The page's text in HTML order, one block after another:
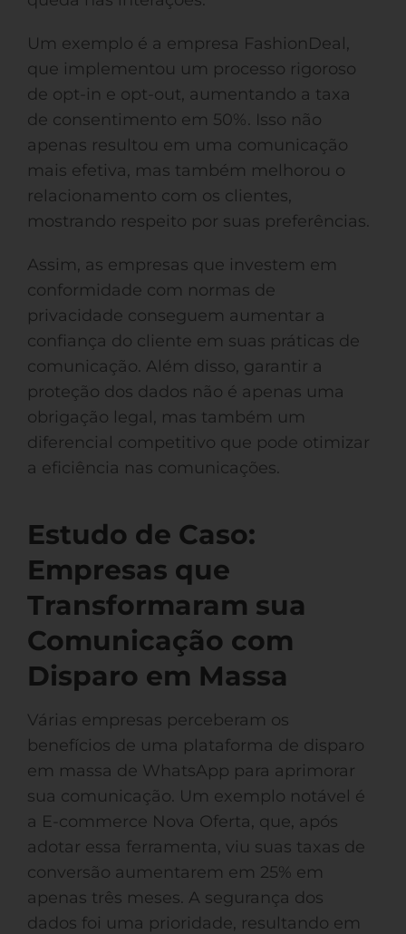
Um exemplo é a empresa FashionDeal,
que implementou um processo rigoroso
de opt-in e opt-out, aumentando a taxa
de consentimento em 50%. Isso não
apenas resultou em uma comunicação
mais efetiva, mas também melhorou o
relacionamento com os clientes,
mostrando respeito por suas preferências.
Assim, as empresas que investem em
conformidade com normas de
privacidade conseguem aumentar a
confiança do cliente em suas práticas de
comunicação. Além disso, garantir a
proteção dos dados não é apenas uma
obrigação legal, mas também um
diferencial competitivo que pode otimizar
a eficiência nas comunicações.
Estudo de Caso:
Empresas que
Transformaram sua
Comunicação com
Disparo em Massa
Várias empresas perceberam os
benefícios de uma plataforma de disparo
em massa de WhatsApp para aprimorar
sua comunicação. Um exemplo notável é
a E-commerce Nova Oferta, que, após
adotar essa ferramenta, viu suas taxas de
conversão aumentarem em 25% em
apenas três meses. A segurança dos
dados foi uma prioridade, resultando em